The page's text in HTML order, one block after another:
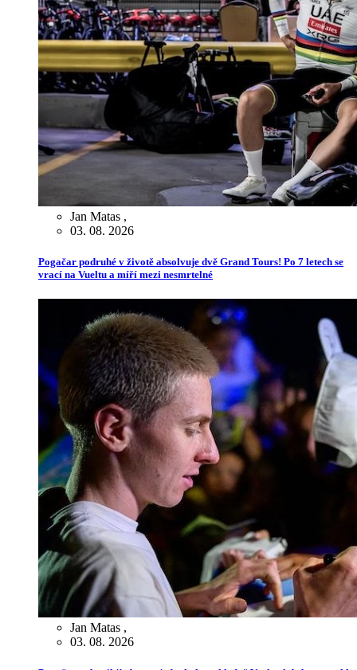
Jan Matas ,
03. 08. 2026
Pogačar podruhé v životě absolvuje dvě Grand Tours! Po 7 letech se
vrací na Vueltu a míří mezi nesmrtelné
Jan Matas ,
03. 08. 2026